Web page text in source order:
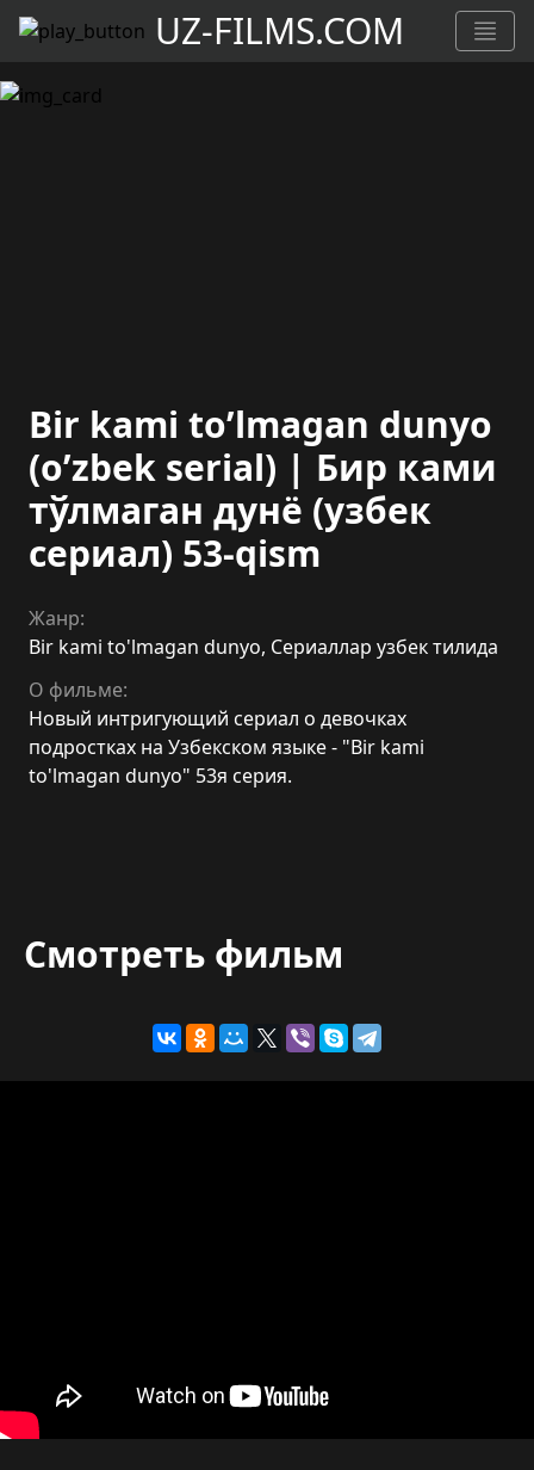
UZ-FILMS.COM
Bir kami to’lmagan dunyo
(o’zbek serial) | Бир ками
тўлмаган дунё (узбек
сериал) 53-qism
Жанр:
Bir kami to'lmagan dunyo, Сериаллар узбек тилида
О фильме:
Новый интригующий сериал о девочках
подростках на Узбекском языке - "Bir kami
to'lmagan dunyo" 53я серия.
Смотреть фильм